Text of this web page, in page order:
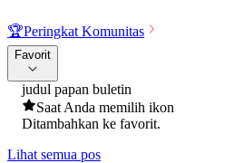
🏆Peringkat Komunitas
Favorit
judul papan buletin
Saat Anda memilih ikon
Ditambahkan ke favorit.
Lihat semua pos